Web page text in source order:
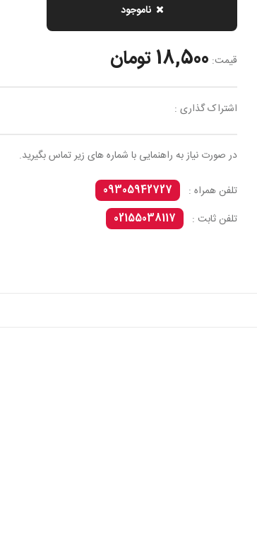
ناموجود
قیمت: 18,500 تومان
اشتراک گذاری :
در صورت نیاز به راهنمایی با شماره های زیر تماس بگیرید.
تلفن همراه :
09305942727
تلفن ثابت :
02155038117